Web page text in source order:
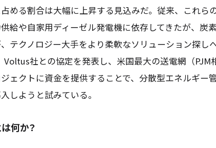
める割合は大幅に上昇する見込みだ。従来、これら
給や自家用ディーゼル発電機に依存してきたが、炭
テクノロジー大手をより柔軟なソリューション探し
社との協定を発表し、米国最大の送電網（PJM
ェクトに資金を提供することで、分散型エネルギー
しようと試みている。
何か？